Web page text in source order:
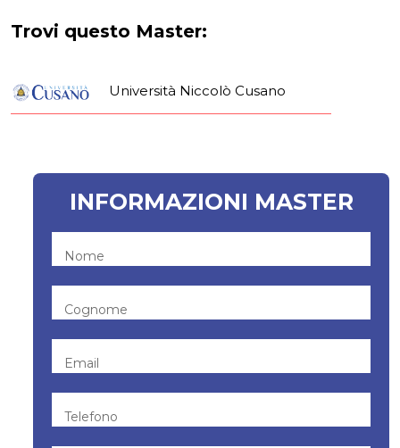
Trovi questo Master:
Università Niccolò Cusano
INFORMAZIONI MASTER
Nome
Cognome
Email
Telefono